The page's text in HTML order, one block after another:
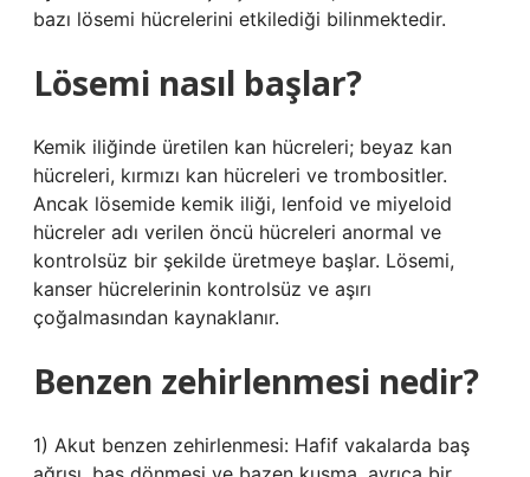
bazı lösemi hücrelerini etkilediği bilinmektedir.
Lösemi nasıl başlar?
Kemik iliğinde üretilen kan hücreleri; beyaz kan
hücreleri, kırmızı kan hücreleri ve trombositler.
Ancak lösemide kemik iliği, lenfoid ve miyeloid
hücreler adı verilen öncü hücreleri anormal ve
kontrolsüz bir şekilde üretmeye başlar. Lösemi,
kanser hücrelerinin kontrolsüz ve aşırı
çoğalmasından kaynaklanır.
Benzen zehirlenmesi nedir?
1) Akut benzen zehirlenmesi: Hafif vakalarda baş